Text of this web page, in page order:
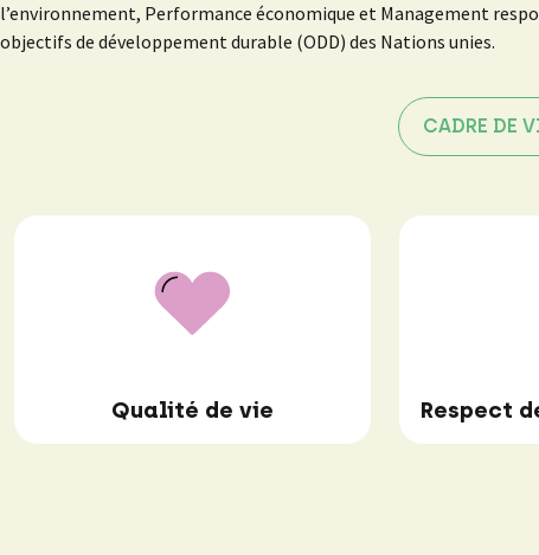
l’environnement, Performance économique et Management
objectifs de développement durable (ODD) des Nations unies.
CADRE DE
Qualité de vie Respect